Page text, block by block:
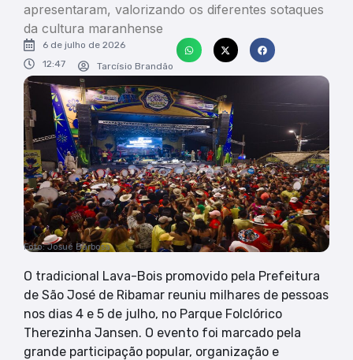
apresentaram, valorizando os diferentes sotaques
da cultura maranhense
6 de julho de 2026
12:47
Tarcísio Brandão
Foto: Josué Barbosa
O tradicional Lava-Bois promovido pela Prefeitura
de São José de Ribamar reuniu milhares de pessoas
nos dias 4 e 5 de julho, no Parque Folclórico
Therezinha Jansen. O evento foi marcado pela
grande participação popular, organização e